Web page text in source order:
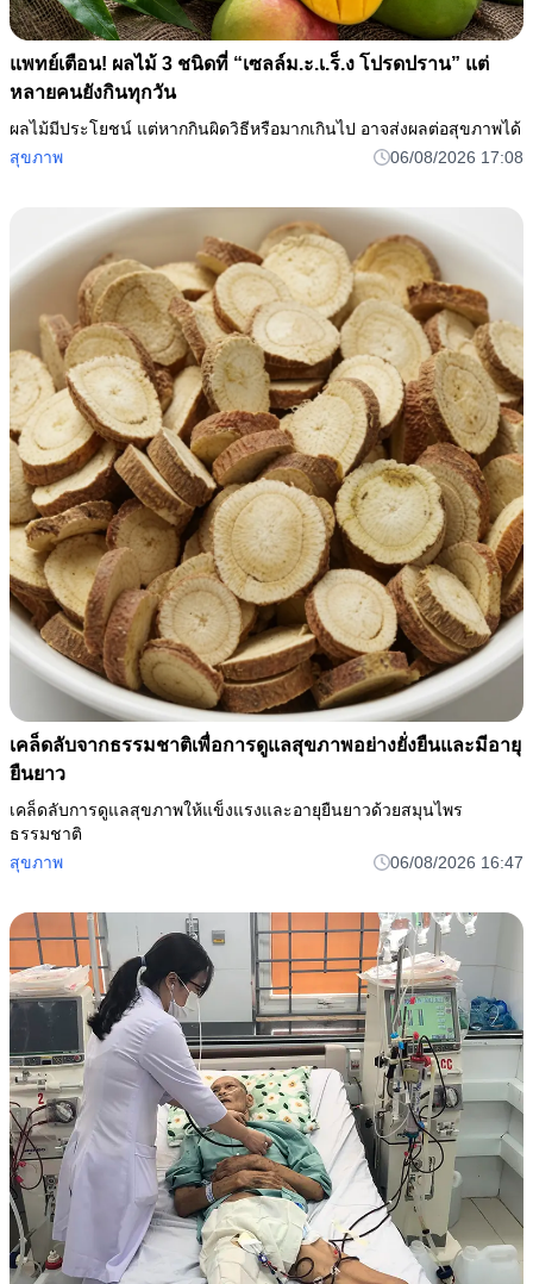
แพทย์เตือน! ผลไม้ 3 ชนิดที่ “เซลล์ม.ะ.เ.ร็.ง โปรดปราน” แต่
หลายคนยังกินทุกวัน
ผลไม้มีประโยชน์ แต่หากกินผิดวิธีหรือมากเกินไป อาจส่งผลต่อสุขภาพได้
สุขภาพ
06/08/2026 17:08
เคล็ดลับจากธรรมชาติเพื่อการดูแลสุขภาพอย่างยั่งยืนและมีอายุ
ยืนยาว
เคล็ดลับการดูแลสุขภาพให้แข็งแรงและอายุยืนยาวด้วยสมุนไพร
ธรรมชาติ
สุขภาพ
06/08/2026 16:47